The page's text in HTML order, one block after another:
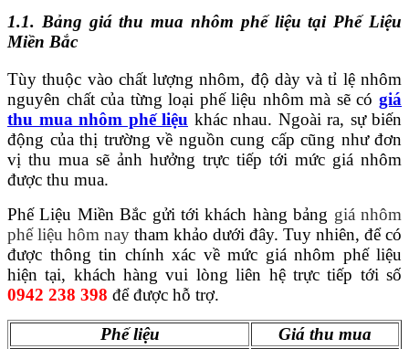
1.1. Bảng giá thu mua nhôm phế liệu tại Phế Liệu
Miền Bắc
Tùy thuộc vào chất lượng nhôm, độ dày và tỉ lệ nhôm
nguyên chất của từng loại phế liệu nhôm mà sẽ có giá
thu mua nhôm phế liệu khác nhau. Ngoài ra, sự biến
động của thị trường về nguồn cung cấp cũng như đơn
vị thu mua sẽ ảnh hưởng trực tiếp tới mức giá nhôm
được thu mua.
Phế Liệu Miền Bắc gửi tới khách hàng bảng giá nhôm
phế liệu hôm nay tham khảo dưới đây. Tuy nhiên, để có
được thông tin chính xác về mức giá nhôm phế liệu
hiện tại, khách hàng vui lòng liên hệ trực tiếp tới số
0942 238 398 để được hỗ trợ.
Phế liệu
Giá thu mua